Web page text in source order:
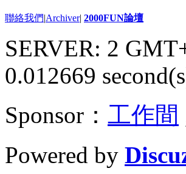
聯絡我們|Archiver| 2000FUN論壇
SERVER: 2
0.012669
Sponsor： 工作間
Powered by